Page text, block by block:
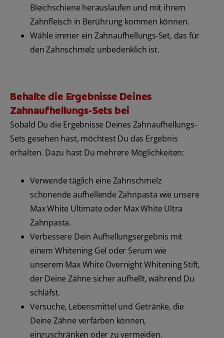
Bleichschiene herauslaufen und mit ihrem
Zahnfleisch in Berührung kommen können.
Wähle immer ein Zahnaufhellungs-Set, das für
den Zahnschmelz unbedenklich ist.
Behalte die Ergebnisse Deines
Zahnaufhellungs-Sets bei
Sobald Du die Ergebnisse Deines Zahnaufhellungs-
Sets gesehen hast, möchtest Du das Ergebnis
erhalten. Dazu hast Du mehrere Möglichkeiten:
Verwende täglich eine Zahnschmelz
schonende aufhellende Zahnpasta wie unsere
Max White Ultimate oder Max White Ultra
Zahnpasta.
Verbessere Dein Aufhellungsergebnis mit
einem Whitening Gel oder Serum wie
unserem Max White Overnight Whitening Stift,
der Deine Zähne sicher aufhellt, während Du
schläfst.
Versuche, Lebensmittel und Getränke, die
Deine Zähne verfärben können,
einzuschränken oder zu vermeiden.